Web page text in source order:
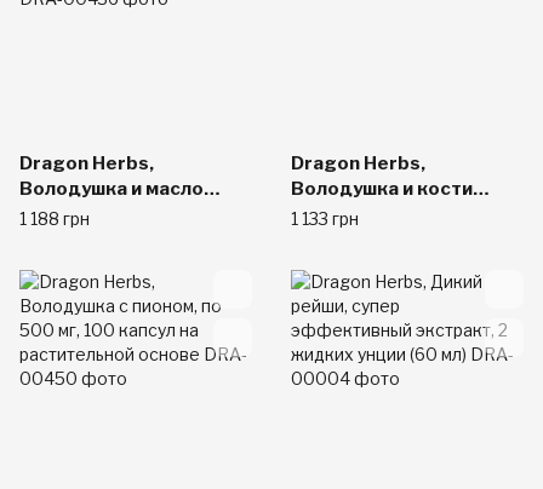
Dragon Herbs,
Володушка и масло
земляного миндаля,
вегетарианских капсул
1 188 грн
Dragon Herbs,
Володушка и кости
дракона, 100
1 133 грн